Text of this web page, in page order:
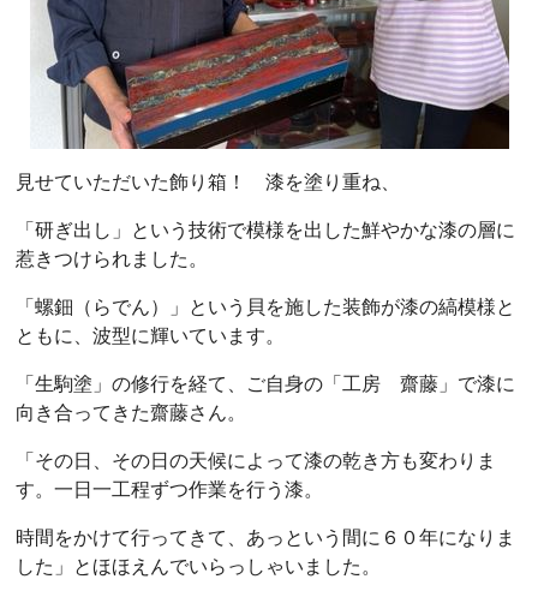
見せていただいた飾り箱！ 漆を塗り重ね、
「研ぎ出し」という技術で模様を出した鮮やかな漆の層に
惹きつけられました。
「螺鈿（らでん）」という貝を施した装飾が漆の縞模様と
ともに、波型に輝いています。
「生駒塗」の修行を経て、ご自身の「工房 齋藤」で漆に
向き合ってきた齋藤さん。
「その日、その日の天候によって漆の乾き方も変わりま
す。一日一工程ずつ作業を行う漆。
時間をかけて行ってきて、あっという間に６０年になりま
した」とほほえんでいらっしゃいました。